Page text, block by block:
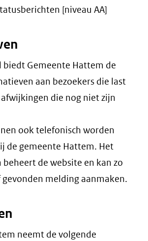
[niveau AA]
biedt Gemeente Hattem de
aan bezoekers die last
die nog niet zijn
ook telefonisch worden
de gemeente Hattem. Het
de website en kan zo
melding aanmaken.
neemt de volgende